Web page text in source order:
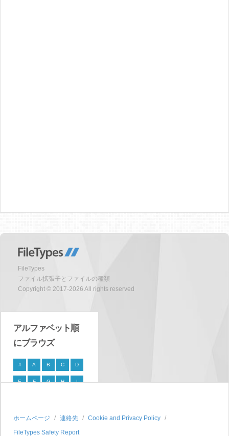
FileTypes
ファイル拡張子とファイルの種類
Copyright © 2017-2026 All rights reserved
アルファベット順
にブラウズ
# A B C D
E F G H I
P Q R S
T U V W X
ホームページ 連絡先
Cookie and Privacy Policy
FileTypes Safety Report